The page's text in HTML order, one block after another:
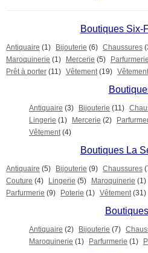
Boutiques Six-
Antiquaire (1) Bijouterie (6) Chaussures
Maroquinerie (1) Mercerie (5) Parfurmerie
Prêt à porter (11) Vêtement (19)
Antiquaire (3) Bijouterie (11)
Lingerie (1) Mercerie (2)
Vêtement (4)
Boutiques La
Antiquaire (5) Bijouterie (9) Chaussures
Couture (4) Lingerie (5) Maroquinerie (1)
Parfurmerie (9) Poterie (1) Vêtement (31)
Antiquaire (2) Bijouterie (7)
Maroquinerie (1) Parfurmerie (1)